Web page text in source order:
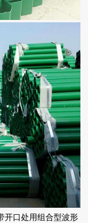
开口处用组合型波形